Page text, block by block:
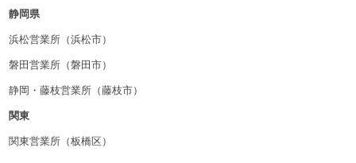
静岡県
浜松営業所（浜松市）
磐田営業所（磐田市）
静岡・藤枝営業所（藤枝市）
関東
関東営業所（板橋区）